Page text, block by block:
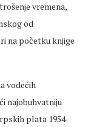
vremena,
od
na početku knjige
vodećih
najobuhvatniju
plata 1954-